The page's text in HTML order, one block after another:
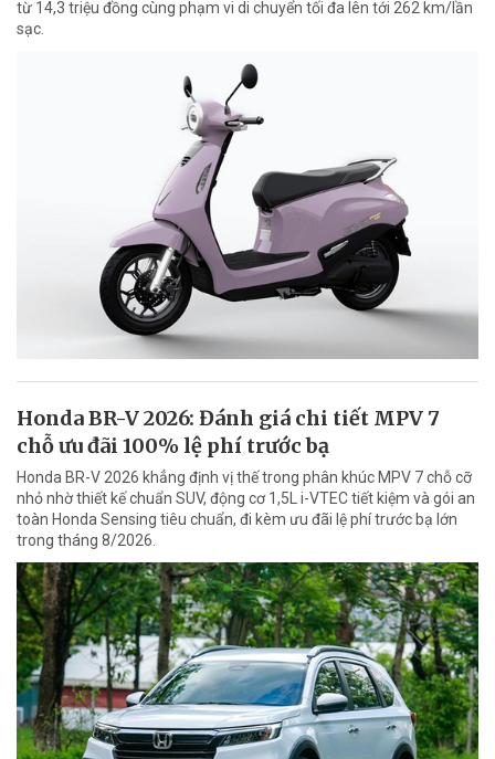
từ 14,3 triệu đồng cùng phạm vi di chuyển tối đa lên tới 262 km/lần
sạc.
Honda BR-V 2026: Đánh giá chi tiết MPV 7
chỗ ưu đãi 100% lệ phí trước bạ
Honda BR-V 2026 khẳng định vị thế trong phân khúc MPV 7 chỗ cỡ
nhỏ nhờ thiết kế chuẩn SUV, động cơ 1,5L i-VTEC tiết kiệm và gói an
toàn Honda Sensing tiêu chuẩn, đi kèm ưu đãi lệ phí trước bạ lớn
trong tháng 8/2026.